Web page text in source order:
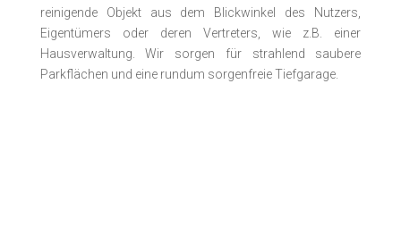
reinigende Objekt aus dem Blickwinkel des Nutzers,
Eigentümers oder deren Vertreters, wie z.B. einer
Hausverwaltung. Wir sorgen für strahlend saubere
Parkflächen und eine rundum sorgenfreie Tiefgarage.